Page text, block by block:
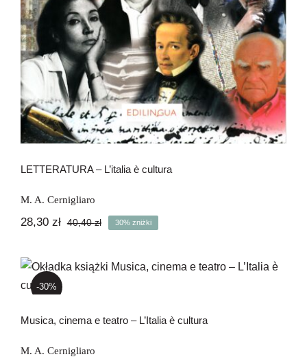
LETTERATURA – L’italia è cultura
M. A. Cernigliaro
40,40złPierwotna
40,40 zł.
28,30 zł
Aktualna
28,30 zł.
30% zniżki
-30%
Musica, cinema e teatro – L’Italia è
Musica, cinema e teatro – L’Italia è cultura
M. A. Cernigliaro